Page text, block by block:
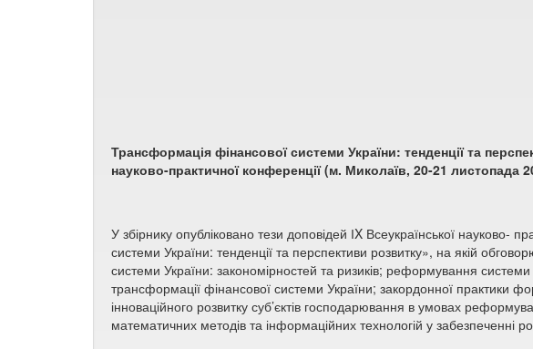
Трансформація фінансової системи України: тенденції та
науково-практичної конференції (м. Миколаїв, 20-21
У збірнику опубліковано тези доповідей ІX Всеукраїнської науково-
системи України: тенденції та перспективи розвитку», на якій
системи України: закономірностей та ризиків; реформування
трансформації фінансової системи України; закордонної практики
інноваційного розвитку суб’єктів господарювання в умовах
математичних методів та інформаційних технологій у забезпеченні